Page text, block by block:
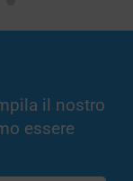
il nostro
essere